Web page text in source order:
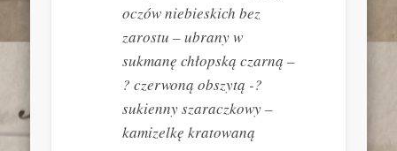
oczów niebieskich bez
zarostu – ubrany w
sukmanę chłopską czarną –
? czerwoną obszytą -?
sukienny szaraczkowy –
kamizelkę kratowaną